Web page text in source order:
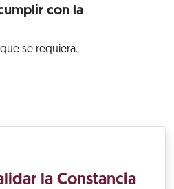
con la
se requiera.
la Constancia